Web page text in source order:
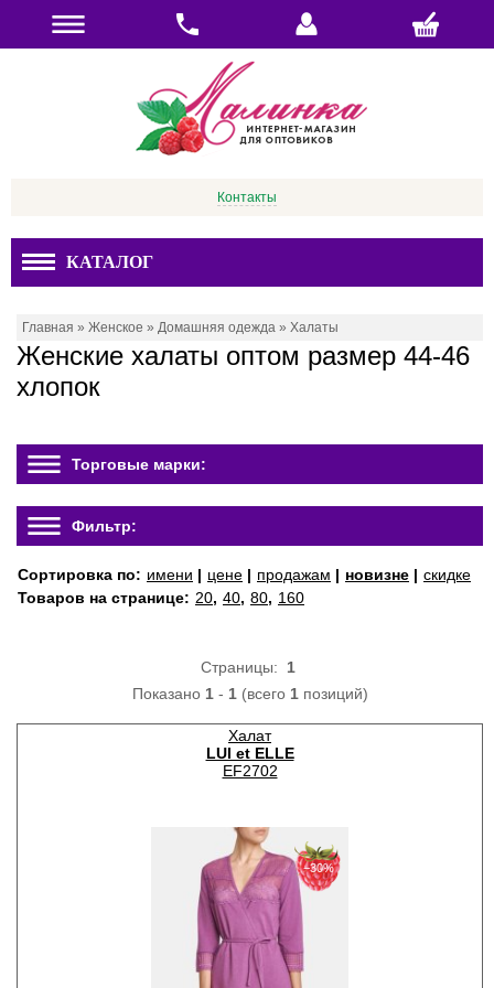
Контакты
КАТАЛОГ
Главная » Женское » Домашняя одежда » Халаты
Женские халаты оптом размер 44-46
хлопок
Торговые марки:
Фильтр:
Сортировка по: имени | цене | продажам | новизне | скидке
Товаров на странице: 20, 40, 80, 160
Страницы: 1
Показано 1- 1(всего 1позиций)
Халат
LUI et ELLE
EF2702
−30%